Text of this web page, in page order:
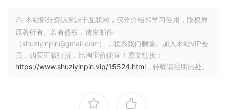
调和音阶
在 Live 的控制栏中设置所选剪辑的音阶，以查看您创建的任何
剪辑中的音符。然后使用音阶突出显示作为指导来编辑剪辑，
使用剪辑音阶来转换和产生音乐创意，或将 MIDI 设备和乐器的
本站部分资源来源于互联网，仅作介绍和学习使用，版权属
原著所有。若有侵权，请发邮件
（shuziyinpin@gmail.com），联系我们删除。加入本站VIP会
员，购买正版打折，比淘宝价便宜！原文链接：
https://www.shuziyinpin.vip/15524.html ，转载请注明出处。